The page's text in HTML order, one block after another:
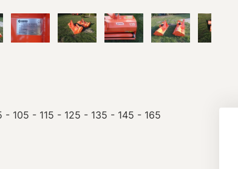
105 - 115 - 125 - 135 - 145 - 165